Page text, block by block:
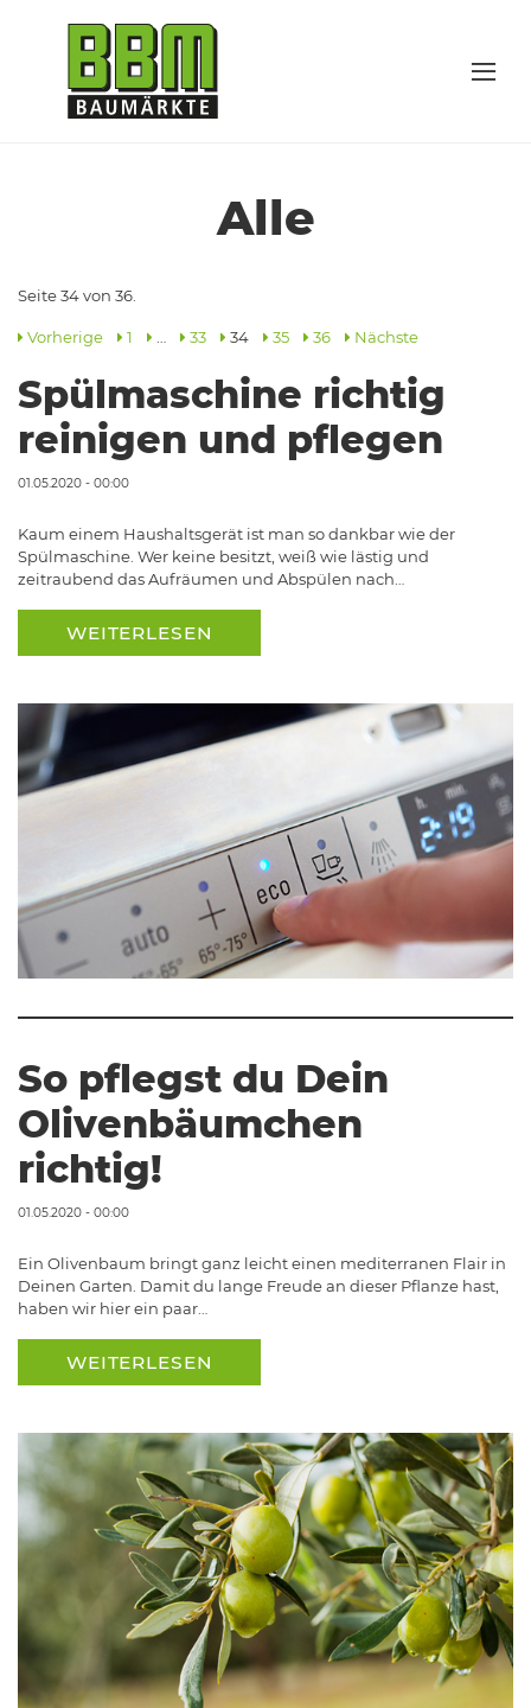
Alle
Seite 34 von 36.
Vorherige 1 33 34 35 36 Nächste
Spülmaschine richtig
reinigen und pflegen
01.05.2020 - 00:00
Kaum einem Haushaltsgerät ist man so dankbar wie der
Spülmaschine. Wer keine besitzt, weiß wie lästig und
zeitraubend das Aufräumen und Abspülen nach…
WEITERLESEN
So pflegst du Dein
Olivenbäumchen
richtig!
01.05.2020 - 00:00
Ein Olivenbaum bringt ganz leicht einen mediterranen Flair in
Deinen Garten. Damit du lange Freude an dieser Pflanze hast,
haben wir hier ein paar…
WEITERLESEN